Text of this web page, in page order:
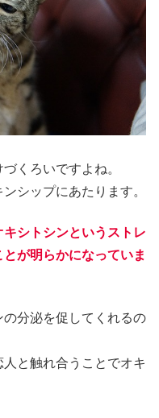
くろいですよね。
シップにあたります。
シトシンというストレ
が明らかになっていま
分泌を促してくれるの
と触れ合うことでオキ